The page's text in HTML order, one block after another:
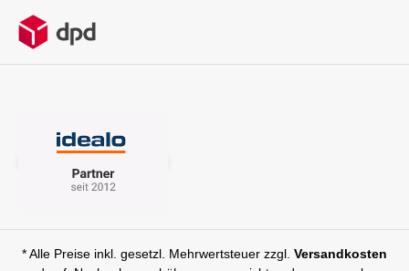
* Alle Preise inkl. gesetzl. Mehrwertsteuer zzgl. Versandkosten